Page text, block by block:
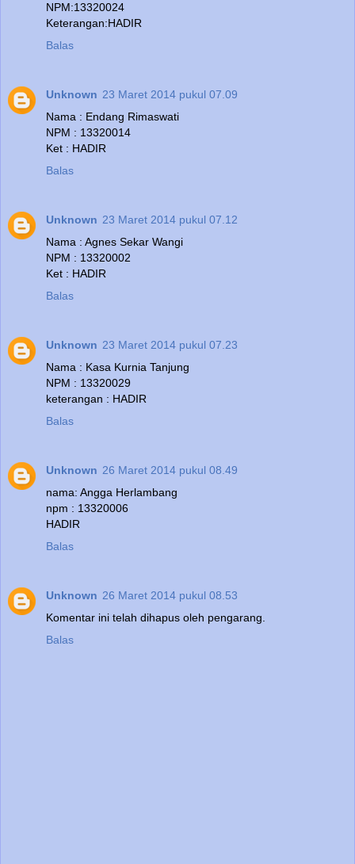
NPM:13320024
Keterangan:HADIR
Balas
Unknown 23 Maret 2014 pukul 07.09
Nama : Endang Rimaswati
NPM : 13320014
Ket : HADIR
Balas
Unknown 23 Maret 2014 pukul 07.12
Nama : Agnes Sekar Wangi
NPM : 13320002
Ket : HADIR
Balas
Unknown 23 Maret 2014 pukul 07.23
Nama : Kasa Kurnia Tanjung
NPM : 13320029
keterangan : HADIR
Balas
Unknown 26 Maret 2014 pukul 08.49
nama: Angga Herlambang
npm : 13320006
HADIR
Balas
Unknown 26 Maret 2014 pukul 08.53
Komentar ini telah dihapus oleh pengarang.
Balas